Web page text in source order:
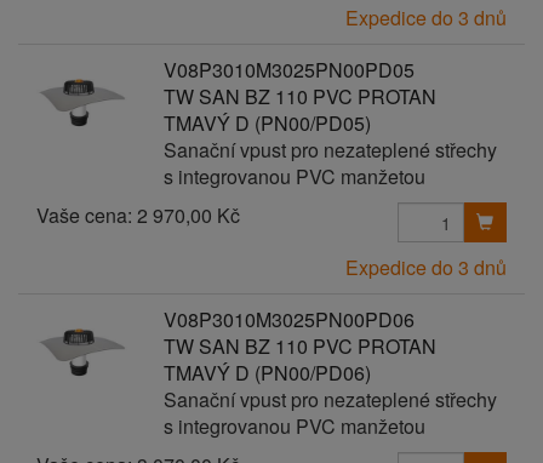
Expedice do 3 dnů
V08P3010M3025PN00PD05
TW SAN BZ 110 PVC PROTAN
TMAVÝ D (PN00/PD05)
Sanační vpust pro nezateplené střechy
s integrovanou PVC manžetou
Vaše cena: 2 970,00 Kč
Expedice do 3 dnů
V08P3010M3025PN00PD06
TW SAN BZ 110 PVC PROTAN
TMAVÝ D (PN00/PD06)
Sanační vpust pro nezateplené střechy
s integrovanou PVC manžetou